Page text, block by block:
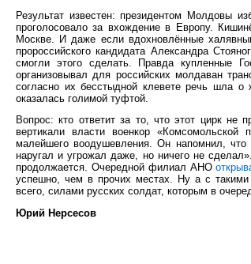
Результат известен: президентом Молдовы
проголосовало за вхождение в Европу.
Москве. И даже если вдохновлённые
пророссийского кандидата Александра
смогли этого сделать. Правда купленные
организовывал для российских молдаван
согласно их бесстыдной клевете речь шла о
оказалась голимой туфтой.
Вопрос: кто ответит за то, что этот цирк не
вертикали власти военкор
малейшего воодушевления. Он напомнил,
наругал и угрожал даже, но ничего не
продолжается. Очередной филиал АНО
успешно, чем в прочих местах. Ну а с такими
всего, силами русских солдат, которым в
Юрий Нерсесов